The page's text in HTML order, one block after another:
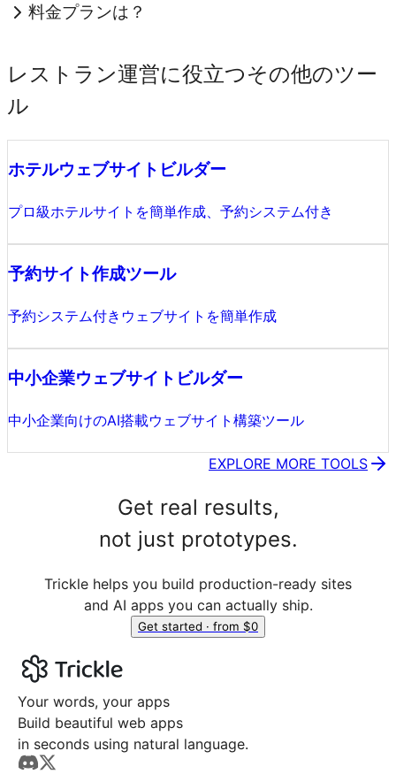
料金プランは？
レストラン運営に役立つその他のツー
ル
ホテルウェブサイトビルダー
プロ級ホテルサイトを簡単作成、予約システム付き
予約サイト作成ツール
予約システム付きウェブサイトを簡単作成
中小企業ウェブサイトビルダー
中小企業向けのAI搭載ウェブサイト構築ツール
EXPLORE MORE TOOLS
Get real results,
not just prototypes.
Trickle helps you build production-ready sites
and AI apps you can actually ship.
Get started · from $0
Your words, your apps
Build beautiful web apps
in seconds using natural language.